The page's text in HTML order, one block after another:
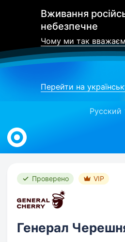
Вживання
небезпечне
Чому ми так
Перейти на
Русский
Work.ua
Проверено VIP
Генерал